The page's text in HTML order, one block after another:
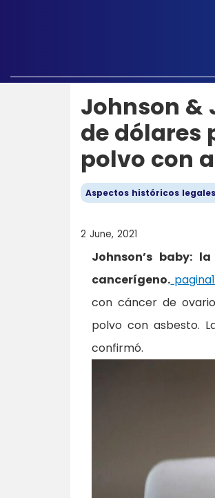
Johnson &
de dólares
polvo con
Aspectos históricos
2 June, 2021
Johnson’s baby:
cancerígeno.
con cáncer de
polvo con asbesto.
confirmó.